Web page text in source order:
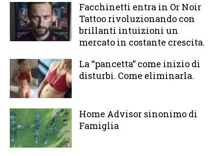
Facchinetti entra in Or Noir
Tattoo rivoluzionando con
brillanti intuizioni un
mercato in costante crescita.
La “pancetta” come inizio di
disturbi. Come eliminarla.
Home Advisor sinonimo di
Famiglia